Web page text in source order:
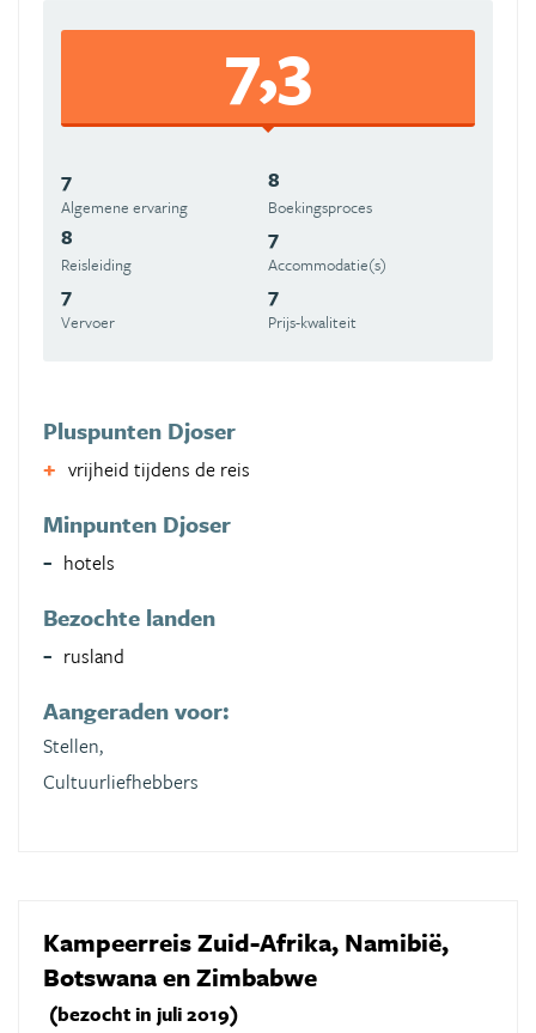
7,3
7
Algemene ervaring
8
Boekingsproces
8
Reisleiding
7
Accommodatie(s)
7
Vervoer
7
Prijs-kwaliteit
Pluspunten Djoser
vrijheid tijdens de reis
Minpunten Djoser
hotels
Bezochte landen
rusland
Aangeraden voor:
Stellen,
Cultuurliefhebbers
Kampeerreis Zuid-Afrika, Namibië,
Botswana en Zimbabwe
(bezocht in juli 2019)